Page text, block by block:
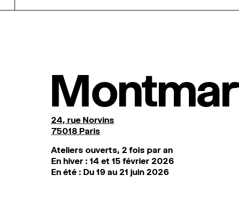
24, rue Norvins
75018 Paris
Ateliers ouverts, 2 fois par an
En hiver : 14 et 15 février 2026
En été : Du 19 au 21 juin 2026